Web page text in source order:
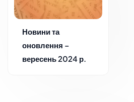
Новини та
оновлення –
вересень 2024 р.